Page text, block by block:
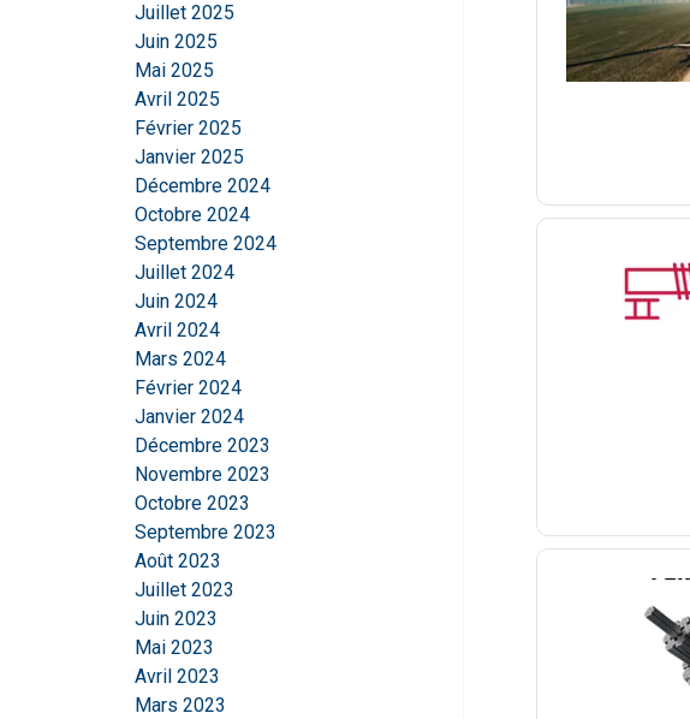
Juillet 2025
Juin 2025
Mai 2025
Avril 2025
Février 2025
Janvier 2025
Décembre 2024
Octobre 2024
Septembre 2024
Juillet 2024
Juin 2024
Avril 2024
Mars 2024
Février 2024
Janvier 2024
Décembre 2023
Novembre 2023
Octobre 2023
Septembre 2023
Août 2023
Juillet 2023
Juin 2023
Mai 2023
Avril 2023
Mars 2023
Ce site Web utilise des
Nous utilisons des cookies pour
partageons également des
publicité et d'analyse qui peuvent